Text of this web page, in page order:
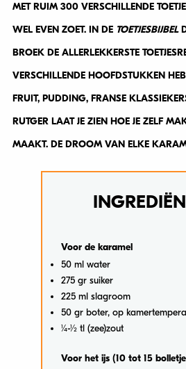
MET RUIM 300 VERSCHILLENDE
WEL EVEN ZOET. IN DE TOETJESBIJBEL
BROEK DE ALLERLEKKERSTE
VERSCHILLENDE HOOFDSTUKKEN
FRUIT, PUDDING, FRANSE
RUTGER LAAT JE ZIEN HOE JE ZELF
MAAKT. DE DROOM VAN ELKE
Voor de karamel
50 ml water
275 gr suiker
225 ml slagroom
50 gr boter, op
1⁄4-1⁄2 tl (zee)zout
Voor het ijs (10 tot 15